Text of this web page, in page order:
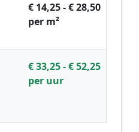
€ 14,25 - € 28,50
per m²
€ 33,25 - € 52,25
per uur